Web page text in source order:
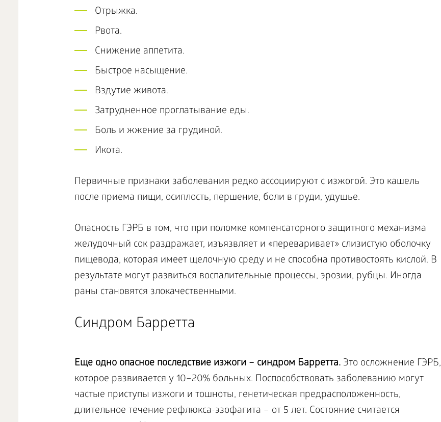
Отрыжка.
Рвота.
Снижение аппетита.
Быстрое насыщение.
Вздутие живота.
Затрудненное проглатывание еды.
Боль и жжение за грудиной.
Икота.
Первичные признаки заболевания редко ассоциируют с изжогой. Это кашель
после приема пищи, осиплость, першение, боли в груди, удушье.
Опасность ГЭРБ в том, что при поломке компенсаторного защитного механизма
желудочный сок раздражает, изъязвляет и «переваривает» слизистую оболочку
пищевода, которая имеет щелочную среду и не способна противостоять кислой. В
результате могут развиться воспалительные процессы, эрозии, рубцы. Иногда
раны становятся злокачественными.
Синдром Барретта
Еще одно опасное последствие изжоги – синдром Барретта.Это осложнение ГЭРБ,
которое развивается у 10–20% больных. Поспособствовать заболеванию могут
частые приступы изжоги и тошноты, генетическая предрасположенность,
длительное течение рефлюкса-эзофагита – от 5 лет. Состояние считается